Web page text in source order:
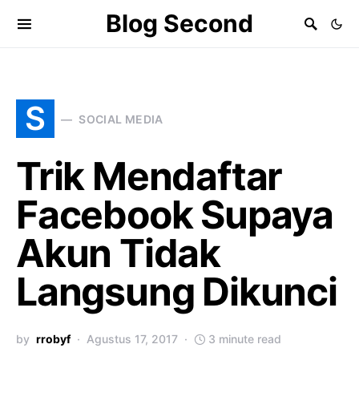
Blog Second
S SOCIAL MEDIA
Trik Mendaftar
Facebook Supaya
Akun Tidak
Langsung Dikunci
by rrobyf Agustus 17, 2017 3 minute read